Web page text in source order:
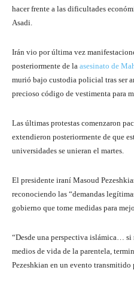
hacer frente a las dificultades
Asadi.
Irán vio por última vez
posteriormente de la asesinato de
murió bajo custodia policial tras ser
precioso código de vestimenta para
Las últimas protestas comenzaron
extendieron posteriormente de que
universidades se unieran el martes.
El presidente iraní Masoud
reconociendo las “demandas
gobierno que tome medidas para
“Desde una perspectiva islámica…
medios de vida de la parentela,
Pezeshkian en un evento